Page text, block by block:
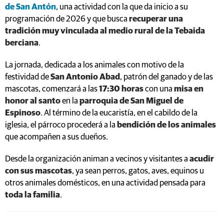
de San Antón, una actividad con la que da inicio a su
programación de 2026 y que busca recuperar una
tradición muy vinculada al medio rural de la Tebaida
berciana.
La jornada, dedicada a los animales con motivo de la
festividad deSan Antonio Abad , patrón del ganado y de las
mascotas, comenzará a las17:30 horascon una misa en
honor al santoen la parroquia de San Miguel de
Espinoso. Al término de la eucaristía, en el cabildo de la
iglesia, el párroco procederá a la bendición de los animales
que acompañen a sus dueños.
Desde la organización animan a vecinos y visitantes a acudir
con sus mascotas, ya sean perros, gatos, aves, equinos u
otros animales domésticos, en una actividad pensada para
toda la familia.